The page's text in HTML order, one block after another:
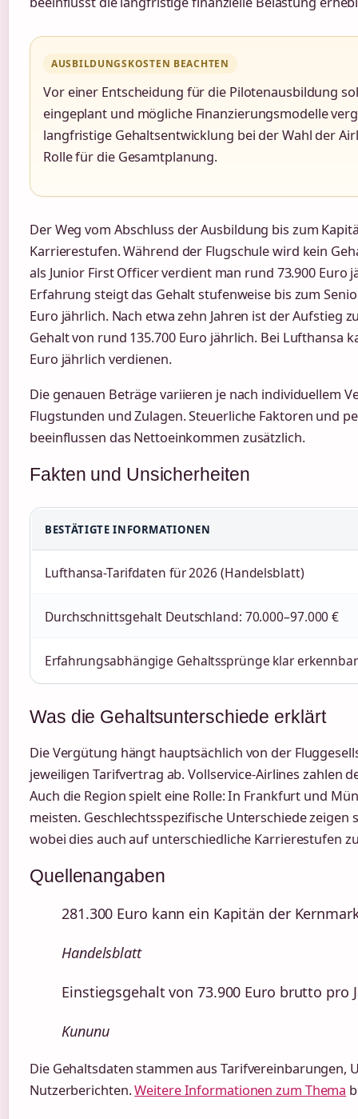
AUSBILDUNGSKOSTEN BEACHTEN
Vor einer Entscheidung für die Pilotenausbildung
eingeplant und mögliche Finanzierungsmodelle
langfristige Gehaltsentwicklung bei der Wahl der
Rolle für die Gesamtplanung.
Der Weg vom Abschluss der Ausbildung bis zum
Karrierestufen. Während der Flugschule wird kein
als Junior First Officer verdient man rund 73.900 Euro
Erfahrung steigt das Gehalt stufenweise bis zum
Euro jährlich. Nach etwa zehn Jahren ist der Aufstieg
Gehalt von rund 135.700 Euro jährlich. Bei Lufthansa
Euro jährlich verdienen.
Die genauen Beträge variieren je nach individuellem
Flugstunden und Zulagen. Steuerliche Faktoren und
beeinflussen das Nettoeinkommen zusätzlich.
Fakten und Unsicherheiten
BESTÄTIGTE INFORMATIONEN
Lufthansa-Tarifdaten für 2026 (Handelsblatt)
Durchschnittsgehalt Deutschland: 70.000–97.000 €
Erfahrungsabhängige Gehaltssprünge klar erkennbar
Was die Gehaltsunterschiede erklärt
Die Vergütung hängt hauptsächlich von der
jeweiligen Tarifvertrag ab. Vollservice-Airlines zahlen
Auch die Region spielt eine Rolle: In Frankfurt und
meisten. Geschlechtsspezifische Unterschiede
wobei dies auch auf unterschiedliche Karrierestufen
Quellenangaben
281.300 Euro kann ein Kapitän der
Handelsblatt
Einstiegsgehalt von 73.900 Euro brutto pro
Kununu
Die Gehaltsdaten stammen aus Tarifvereinbarungen,
Nutzerberichten.Weitere Informationen zum Thema